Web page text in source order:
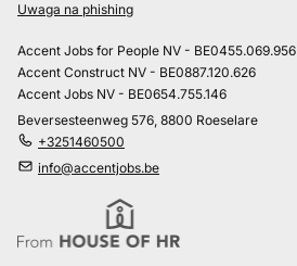
Uwaga na phishing
Accent Jobs for People NV - BE0455.069.956
Accent Construct NV - BE0887.120.626
Accent Jobs NV - BE0654.755.146
Beversesteenweg 576, 8800 Roeselare
+3251460500
info@accentjobs.be